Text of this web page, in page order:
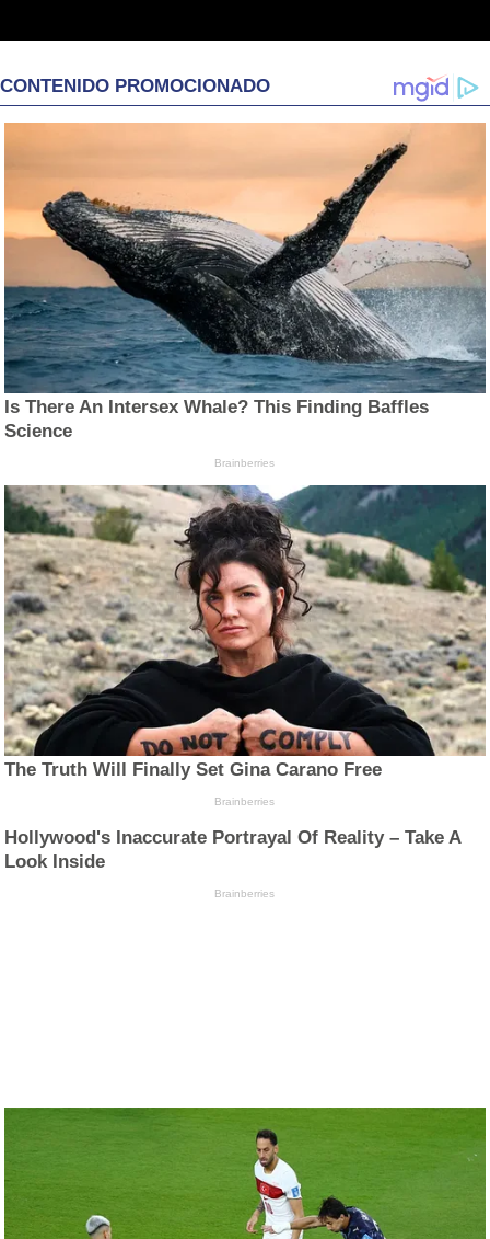
CONTENIDO PROMOCIONADO
Is There An Intersex Whale? This Finding Baffles
Science
Brainberries
The Truth Will Finally Set Gina Carano Free
Brainberries
Hollywood's Inaccurate Portrayal Of Reality – Take A
Look Inside
Brainberries